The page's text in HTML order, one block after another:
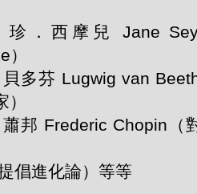
．西摩兒 Jane
多芬 Lugwig van
邦 Frederic Chopin（
倡進化論）等等